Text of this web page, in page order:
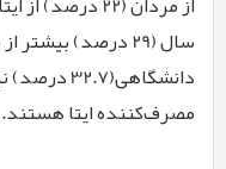
سال (29 درصد) بیشتر از سایرگروه
مصرف‌کننده ایتا هستند.